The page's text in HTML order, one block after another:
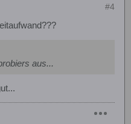
#4
aus...